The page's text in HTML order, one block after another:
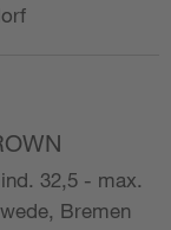
32,5 - max.
Bremen